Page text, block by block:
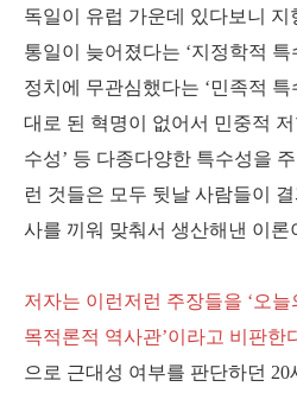
독일이 유럽 가운데 있다보니
통일이 늦어졌다는 ‘지정학적 특
정치에 무관심했다는 ‘민족적 특
대로 된 혁명이 없어서 민중적
수성’ 등 다종다양한 특수성을
런 것들은 모두 뒷날 사람들이
사를 끼워 맞춰서 생산해낸 이론
저자는 이런저런 주장들을 ‘오
목적론적 역사관’이라고 비판한
으로 근대성 여부를 판단하던 20